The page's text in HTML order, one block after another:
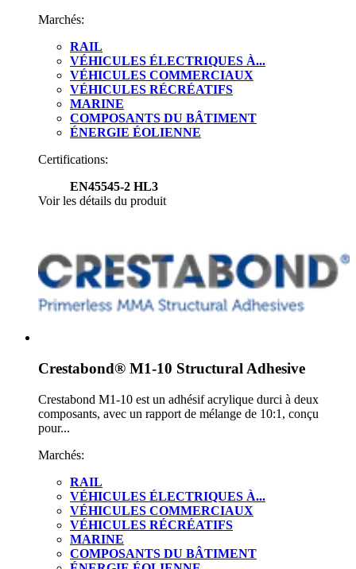
Marchés:
RAIL
VÉHICULES ÉLECTRIQUES À...
VÉHICULES COMMERCIAUX
VÉHICULES RÉCRÉATIFS
MARINE
COMPOSANTS DU BÂTIMENT
ÉNERGIE ÉOLIENNE
Certifications:
EN45545-2 HL3
Voir les détails du produit
Crestabond® M1-10 Structural Adhesive
Crestabond M1-10 est un adhésif acrylique durci à deux
composants, avec un rapport de mélange de 10:1, conçu
pour...
Marchés:
RAIL
VÉHICULES ÉLECTRIQUES À...
VÉHICULES COMMERCIAUX
VÉHICULES RÉCRÉATIFS
MARINE
COMPOSANTS DU BÂTIMENT